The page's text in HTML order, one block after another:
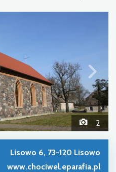
2
Lisowo 6, 73-120 Lisowo
www.chociwel.eparafia.pl